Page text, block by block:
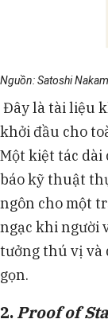
Nguồn: Satoshi
Đây là tài liệu
khởi đầu cho
Một kiệt tác
báo kỹ thuật
ngôn cho một
ngạc khi người
tưởng thú vị và
gọn.
2.Proof of